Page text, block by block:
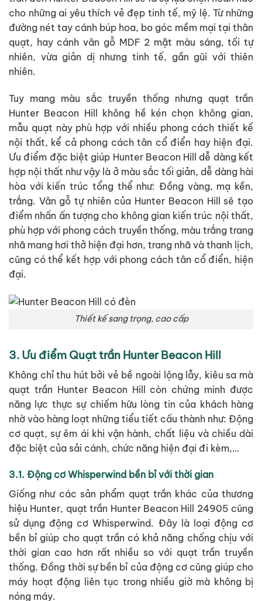
cho những ai yêu thích vẻ đẹp tinh tế, mỹ lệ. Từ những
đường nét tay cánh búp hoa, bo góc mềm mại tại thân
quạt, hay cánh vân gỗ MDF 2 mặt màu sáng, tối tự
nhiên, vừa giản dị nhưng tinh tế, gần gũi với thiên
nhiên.
Tuy mang màu sắc truyền thống nhưng quạt trần
Hunter Beacon Hill không hề kén chọn không gian,
mẫu quạt này phù hợp với nhiều phong cách thiết kế
nội thất, kể cả phong cách tân cổ điển hay hiện đại.
Ưu điểm đặc biệt giúp Hunter Beacon Hill dễ dàng kết
hợp nội thất như vậy là ở màu sắc tối giản, dễ dàng hài
hòa với kiến trúc tổng thể như: Đồng vàng, mạ kền,
trắng. Vân gỗ tự nhiên của Hunter Beacon Hill sẽ tạo
điểm nhấn ấn tượng cho không gian kiến trúc nội thất,
phù hợp với phong cách truyền thống, màu trắng trang
nhã mang hơi thở hiện đại hơn, trang nhã và thanh lịch,
cũng có thể kết hợp với phong cách tân cổ điển, hiện
đại.
Thiết kế sang trọng, cao cấp
3. Ưu điểm Quạt trần Hunter Beacon Hill
Không chỉ thu hút bởi vẻ bề ngoài lộng lẫy, kiêu sa mà
quạt trần Hunter Beacon Hill còn chứng minh được
năng lực thực sự chiếm hữu lòng tin của khách hàng
nhờ vào hàng loạt những tiểu tiết cấu thành như: Động
cơ quạt, sự êm ái khi vận hành, chất liệu và chiều dài
đặc biệt của sải cánh, chức năng hiện đại đi kèm,…
3.1. Động cơ Whisperwind bền bỉ với thời gian
Giống như các sản phẩm quạt trần khác của thương
hiệu Hunter, quạt trần Hunter Beacon Hill 24905 cũng
sử dụng động cơ Whisperwind. Đây là loại động cơ
bền bỉ giúp cho quạt trần có khả năng chống chịu với
thời gian cao hơn rất nhiều so với quạt trần truyền
thống. Đồng thời sự bền bỉ của động cơ cũng giúp cho
máy hoạt động liên tục trong nhiều giờ mà không bị
nóng máy.